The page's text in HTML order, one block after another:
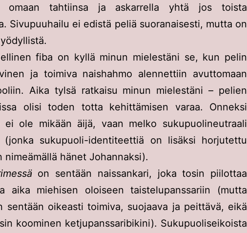
omaan tahtiinsa ja askarrella yhtä jos toista
Sivupuuhailu ei edistä peliä suoranaisesti, mutta on
fiba on kyllä minun mielestäni se, kun pelin
ja toimiva naishahmo alennettiin avuttomaan
Aika tylsä ratkaisu minun mielestäni – pelien
olisi toden totta kehittämisen varaa. Onneksi
ei ole mikään äijä, vaan melko sukupuolineutraali
(jonka sukupuoli-identiteettiä on lisäksi horjutettu
nimeämällä hänet Johannaksi).
on sentään naissankari, joka tosin piilottaa
aika miehisen oloiseen taistelupanssariin (mutta
sentään oikeasti toimiva, suojaava ja peittävä, eikä
koominen ketjupanssaribikini). Sukupuoliseikoista